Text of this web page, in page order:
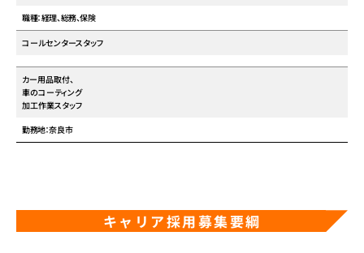
職種：経理、総務、保険
コールセンタースタッフ
カー用品取付、
車のコーティング
加工作業スタッフ
勤務地：奈良市
キャリア採用募集要綱